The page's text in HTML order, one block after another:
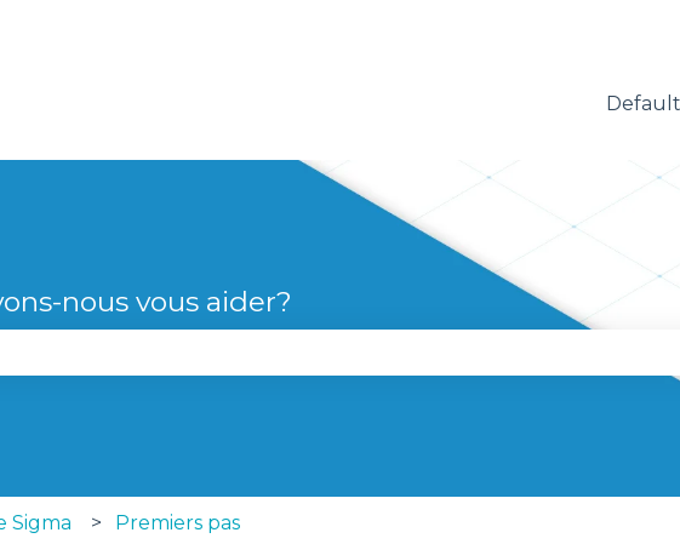
nous vous aider?
champ de recherche est vide.
Sigma Premiers pas